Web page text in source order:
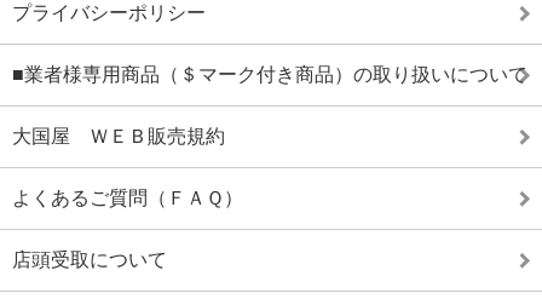
プライバシーポリシー
■業者様専用商品（＄マーク付き商品）の取り扱いについて
大国屋 ＷＥＢ販売規約
よくあるご質問（ＦＡＱ）
店頭受取について